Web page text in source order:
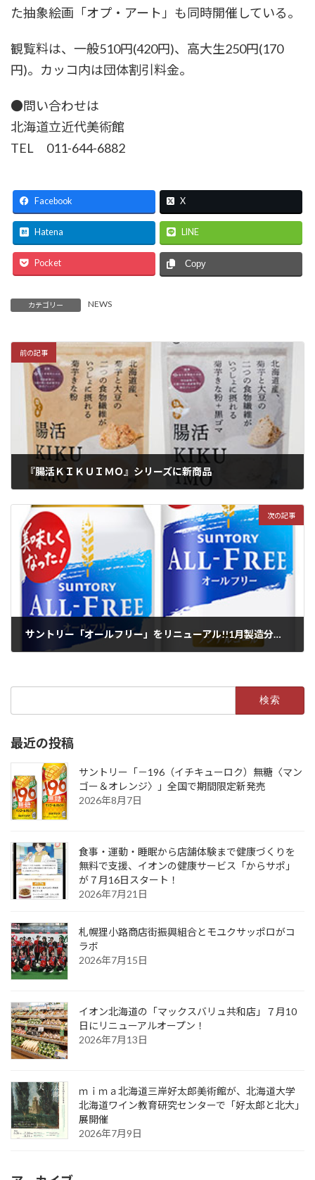
た抽象絵画「オプ・アート」も同時開催している。
観覧料は、一般510円(420円)、高大生250円(170
円)。カッコ内は団体割引料金。
●問い合わせは
北海道立近代美術館
TEL 011-644-6882
Facebook X
Hatena LINE
Pocket Copy
カテゴリー NEWS
前の記事
『腸活ＫＩＫＵＩＭＯ』シリーズに新商品
次の記事
サントリー「オールフリー」をリニューアル!!1月製造分から順次全国で新発売
最近の投稿
サントリー「－196（イチキューロク）無糖〈マン
ゴー＆オレンジ〉」全国で期間限定新発売
2026年8月7日
食事・運動・睡眠から店舗体験まで健康づくりを
無料で支援、イオンの健康サービス「からサポ」
が７月16日スタート！
2026年7月21日
札幌狸小路商店街振興組合とモユクサッポロがコ
ラボ
2026年7月15日
イオン北海道の「マックスバリュ共和店」７月10
日にリニューアルオープン！
2026年7月13日
ｍｉｍａ北海道三岸好太郎美術館が、北海道大学
北海道ワイン教育研究センターで「好太郎と北大」
展開催
2026年7月9日